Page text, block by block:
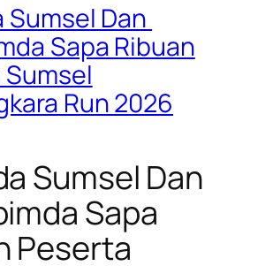
Sumsel Dan
Sapa Ribuan
Run 2026
Sumsel Dan
Sapa
Peserta